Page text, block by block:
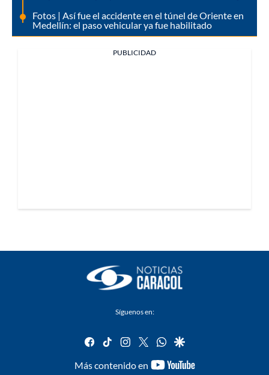
Fotos | Así fue el accidente en el túnel de Oriente en
Medellín: el paso vehicular ya fue habilitado
PUBLICIDAD
Síguenos en:
facebook
tiktok instagram
twitterwhatsapp
google
Más contenido en
youtube-